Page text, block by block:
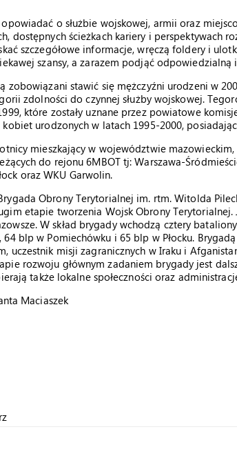
o służbie wojskowej, armii oraz
dostępnych ścieżkach kariery i perspektywach
szczegółowe informacje, wręczą foldery i
szansy, a zarazem podjąć odpowiedzialną
zobowiązani stawić się mężczyźni urodzeni w
zdolności do czynnej służby wojskowej.
które zostały uznane przez powiatowe
urodzonych w latach 1995-2000,
mieszkający w województwie
do rejonu 6MBOT tj: Warszawa-
oraz WKU Garwolin.
Obrony Terytorialnej im. rtm. Witolda
etapie tworzenia Wojsk Obrony
W skład brygady wchodzą cztery
blp w Pomiechówku i 65 blp w Płocku.
uczestnik misji zagranicznych w Iraku i
rozwoju głównym zadaniem brygady jest
także lokalne społeczności oraz
Maciaszek